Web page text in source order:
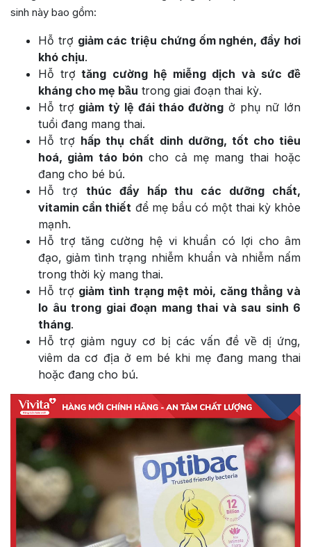
sinh này bao gồm:
Hỗ trợ giảm các triệu chứng ốm nghén, đầy hơi
khó chịu.
Hỗ trợ tăng cường hệ miễng dịch và sức đề
kháng cho mẹ bầu trong giai đoạn thai kỳ.
Hỗ trợ giảm tỷ lệ đái tháo đường ở phụ nữ lớn
tuổi đang mang thai.
Hỗ trợ hấp thụ chất dinh dưỡng, tốt cho tiêu
hoá, giảm táo bón cho cả mẹ mang thai hoặc
đang cho bé bú.
Hỗ trợ thúc đẩy hấp thu các dưỡng chất,
vitamin cần thiết để mẹ bầu có một thai kỳ khỏe
mạnh.
Hỗ trợ tăng cường hệ vi khuẩn có lợi cho âm
đạo, giảm tình trạng nhiễm khuẩn và nhiễm nấm
trong thời kỳ mang thai.
Hỗ trợ giảm tình trạng mệt mỏi, căng thẳng và
lo âu trong giai đoạn mang thai và sau sinh 6
tháng.
Hỗ trợ giảm nguy cơ bị các vấn đề về dị ứng,
viêm da cơ địa ở em bé khi mẹ đang mang thai
hoặc đang cho bú.